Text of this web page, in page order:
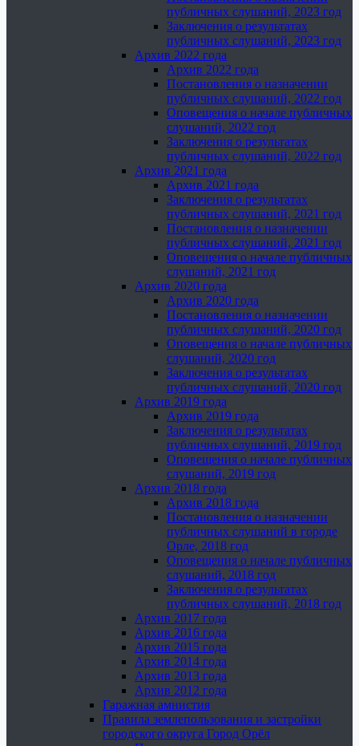
публичных слушаний, 2023 год
Заключения о результатах
публичных слушаний, 2023 год
Архив 2022 года
Архив 2022 года
Постановления о назначении
публичных слушаний, 2022 год
Оповещения о начале публичных
слушаний, 2022 год
Заключения о результатах
публичных слушаний, 2022 год
Архив 2021 года
Архив 2021 года
Заключения о результатах
публичных слушаний, 2021 год
Постановления о назначении
публичных слушаний, 2021 год
Оповещения о начале публичных
слушаний, 2021 год
Архив 2020 года
Архив 2020 года
Постановления о назначении
публичных слушаний, 2020 год
Оповещения о начале публичных
слушаний, 2020 год
Заключения о результатах
публичных слушаний, 2020 год
Архив 2019 года
Архив 2019 года
Заключения о результатах
публичных слушаний, 2019 год
Оповещения о начале публичных
слушаний, 2019 год
Архив 2018 года
Архив 2018 года
Постановления о назначении
публичных слушаний в городе
Орле, 2018 год
Оповещения о начале публичных
слушаний, 2018 год
Заключения о результатах
публичных слушаний, 2018 год
Архив 2017 года
Архив 2016 года
Архив 2015 года
Архив 2014 года
Архив 2013 года
Архив 2012 года
Гаражная амнистия
Правила землепользования и застройки
городского округа Город Орёл